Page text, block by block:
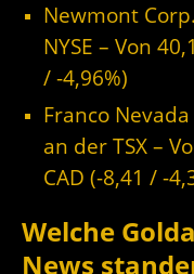
Newmont
NYSE – Von
/ -4,96%)
Franco
an der TSX –
CAD (-8,41 / -
Welche
News